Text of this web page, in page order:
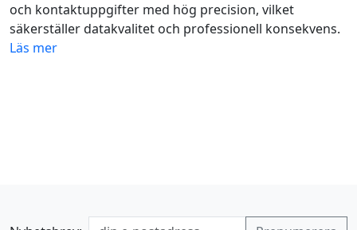
och kontaktuppgifter med hög precision, vilket
säkerställer datakvalitet och professionell konsekvens.
Läs mer